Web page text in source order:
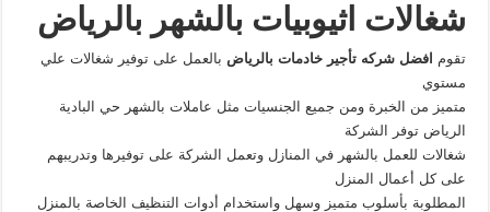
شغالات اثيوبيات بالشهر بالرياض
تقوم افضل شركه تأجير خادمات بالرياض بالعمل على توفير شغالات علي
مستوي
متميز من الخبرة ومن جميع الجنسيات مثل عاملات بالشهر حي البادية
الرياض توفر الشركة
شغالات للعمل بالشهر في المنازل وتعمل الشركة على توفيرها وتدريبهم
على كل أعمال المنزل
المطلوبة بأسلوب متميز وسهل واستخدام أدوات التنظيف الخاصة بالمنزل